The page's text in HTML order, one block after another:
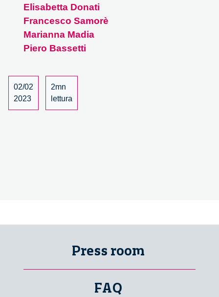
–
1/3
Elisabetta Donati
Francesco Samorè
Marianna Madia
Piero Bassetti
02/02
2023
2mn
lettura
Press room
FAQ